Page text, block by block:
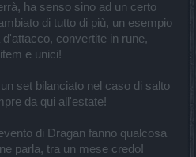
ha senso sino ad un certo
di tutto di più, un esempio
convertite in rune,
e unici!
set bilanciato nel caso di salto
da qui all'estate!
di Dragan fanno qualcosa
parla, tra un mese credo!